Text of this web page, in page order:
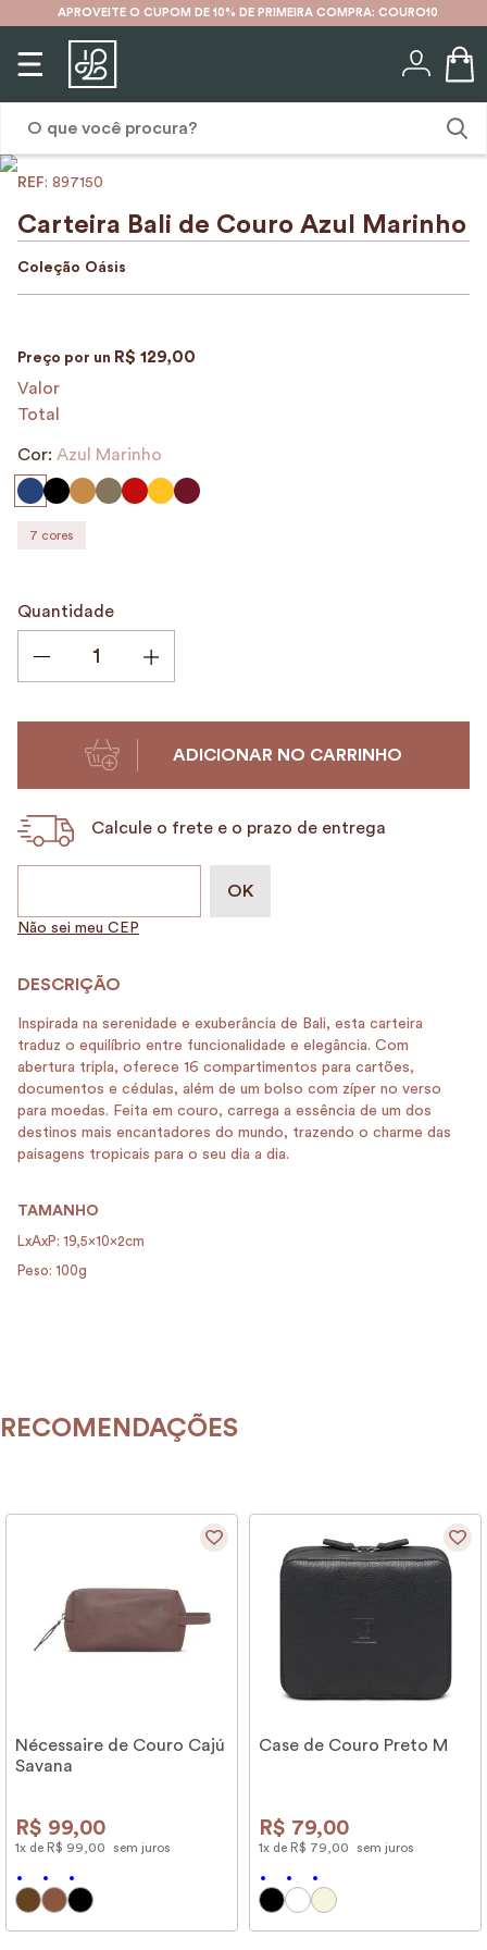
APROVEITE O CUPOM DE 10% DE PRIMEIRA COMPRA: COURO10
: 897150
Carteira Bali de Couro Azul Marinho
Coleção Oásis
Preço por un R$ 129,00
Valor
Total
Cor: Azul Marinho
7 cores
Quantidade
ADICIONAR NO CARRINHO
Calcule o frete e o prazo de entrega
Não sei meu CEP
Inspirada na serenidade e exuberância de Bali, esta carteira
traduz o equilíbrio entre funcionalidade e elegância. Com
abertura tripla, oferece 16 compartimentos para cartões,
documentos e cédulas, além de um bolso com zíper no verso
para moedas. Feita em couro, carrega a essência de um dos
destinos mais encantadores do mundo, trazendo o charme das
paisagens tropicais para o seu dia a dia.
TAMANHO
LxAxP: 19,5x10x2cm
Peso: 100g
RECOMENDAÇÕES
Nécessaire de Couro Cajú
Savana
R$ 99,00
1x de R$ 99 00 sem juros
Case de Couro Preto M
R$ 79,00
1x de R$ 79 00 sem juros
karina
5º
bolsa
8º
nécessaire